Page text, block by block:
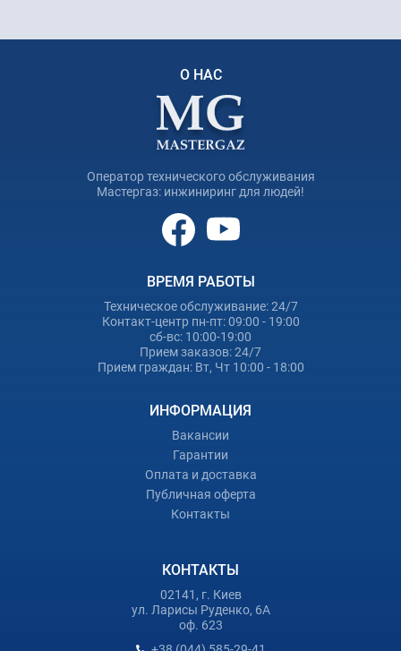
О НАС
Оператор технического обслуживания
Мастергаз: инжиниринг для людей!
ВРЕМЯ РАБОТЫ
Техническое обслуживание: 24/7
Контакт-центр пн-пт: 09:00 - 19:00
сб-вс: 10:00-19:00
Прием заказов: 24/7
Прием граждан: Вт, Чт 10:00 - 18:00
ИНФОРМАЦИЯ
Вакансии
Гарантии
Оплата и доставка
Публичная оферта
Контакты
КОНТАКТЫ
02141, г. Киев
ул. Ларисы Руденко, 6А
оф. 623